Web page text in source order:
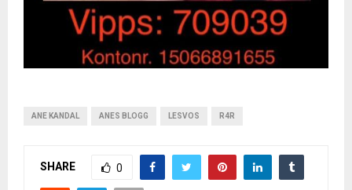
ANE KANDAL ANES BLOGG LESVOS R4R
SHARE 0